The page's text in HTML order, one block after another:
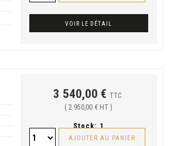
VOIR LE DÉTAIL
3 540,00 € TTC
( 2 950,00 € HT )
Stock: 1
AJOUTER AU PANIER